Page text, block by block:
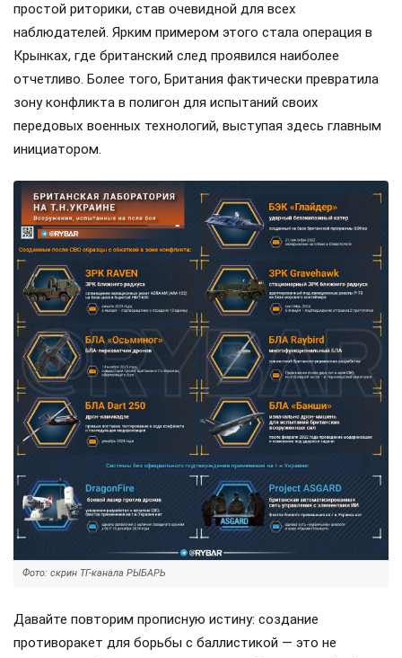
простой риторики, став очевидной для всех
наблюдателей. Ярким примером этого стала операция в
Крынках, где британский след проявился наиболее
отчетливо. Более того, Британия фактически превратила
зону конфликта в полигон для испытаний своих
передовых военных технологий, выступая здесь главным
инициатором.
Фото: скрин ТГ-канала РЫБАРЬ
Давайте повторим прописную истину: создание
противоракет для борьбы с баллистикой — это не